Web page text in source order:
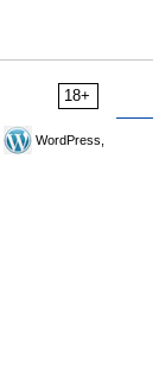
18+
WordPress,